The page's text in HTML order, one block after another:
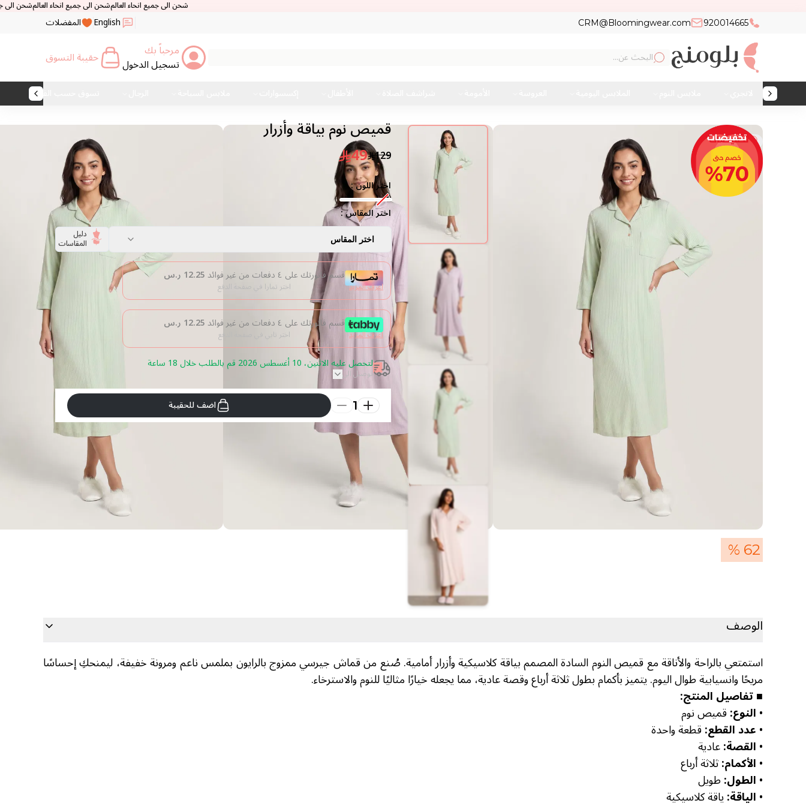
شحن الى جميع انحاء العالمشحن الى جميع انحاء العالمشحن الى جميع انحاء
920014665
CRM@Bloomingwear.com
English المفضلات
مرحباً بك
تسجيل الدخول حقيبة التسوق
تسوق حسب القماش
62 %
قميص نوم بياقة وأزرار
129
49
اختر اللون :
اختر المقاس :
اختر المقاس دليل
المقاسات
قسم فاتورتك على ٤ دفعات من غير فوائد 12.25 ر.س
اختر تمارا في صفحة الدفع اعرف المزيد
قسم فاتورتك على ٤ دفعات من غير فوائد 12.25 ر.س
اختر تابي في صفحة الدفع اعرف المزيد
لتحصل عليه الاثنين، 10 أغسطس 2026 قم بالطلب خلال 18 ساعة
توصيل الى
1 اضف للحقيبة
الوصف
استمتعي بالراحة والأناقة مع قميص النوم السادة المصمم بياقة كلاسيكية وأزرار أمامية. صُنع من قماش جيرسي ممزوج بالرايون بملمس ناعم ومرونة خفيفة، ليمنحكِ إحساسًا
مريحًا وانسيابية طوال اليوم. يتميز بأكمام بطول ثلاثة أرباع وقصة عادية، مما يجعله خيارًا مثاليًا للنوم والاسترخاء.
■ تفاصيل المنتج:
•النوع:قميص نوم
•عدد القطع:قطعة واحدة
•القصة:عادية
•الأكمام:ثلاثة أرباع
•الطول:طويل
•الياقة:ياقة كلاسيكية